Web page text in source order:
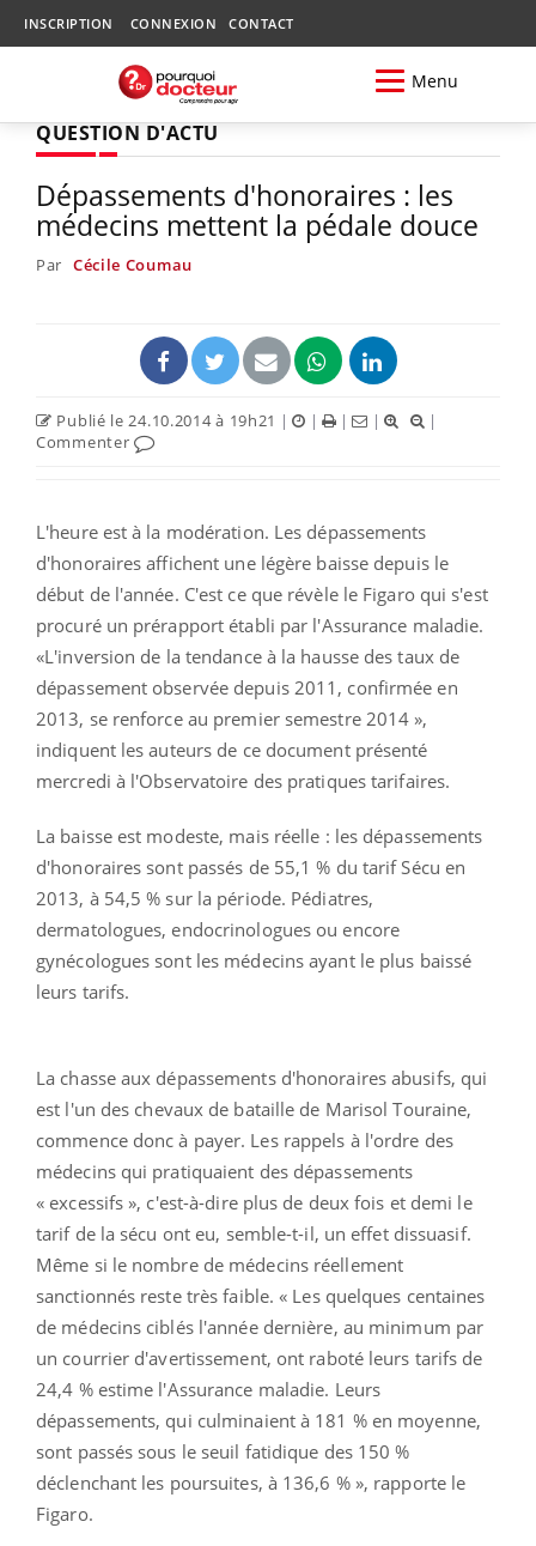
INSCRIPTION CONNEXION CONTACT
Menu
QUESTION D'ACTU
Dépassements d'honoraires : les
médecins mettent la pédale douce
Par Cécile Coumau
Publié le 24.10.2014 à 19h21 | | | |
|
Commenter
L'heure est à la modération. Les dépassements
d'honoraires affichent une légère baisse depuis le
début de l'année. C'est ce que révèle le Figaro qui s'est
procuré un prérapport établi par l'Assurance maladie.
«L'inversion de la tendance à la hausse des taux de
dépassement observée depuis 2011, confirmée en
2013, se renforce au premier semestre 2014 »,
indiquent les auteurs de ce document présenté
mercredi à l'Observatoire des pratiques tarifaires.
La baisse est modeste, mais réelle : les dépassements
d'honoraires sont passés de 55,1 % du tarif Sécu en
2013, à 54,5 % sur la période. Pédiatres,
dermatologues, endocrinologues ou encore
gynécologues sont les médecins ayant le plus baissé
leurs tarifs.
La chasse aux dépassements d'honoraires abusifs, qui
est l'un des chevaux de bataille de Marisol Touraine,
commence donc à payer. Les rappels à l'ordre des
médecins qui pratiquaient des dépassements
« excessifs », c'est-à-dire plus de deux fois et demi le
tarif de la sécu ont eu, semble-t-il, un effet dissuasif.
Même si le nombre de médecins réellement
sanctionnés reste très faible. « Les quelques centaines
de médecins ciblés l'année dernière, au minimum par
un courrier d'avertissement, ont raboté leurs tarifs de
24,4 % estime l'Assurance maladie. Leurs
dépassements, qui culminaient à 181 % en moyenne,
sont passés sous le seuil fatidique des 150 %
déclenchant les poursuites, à 136,6 % », rapporte le
Figaro.